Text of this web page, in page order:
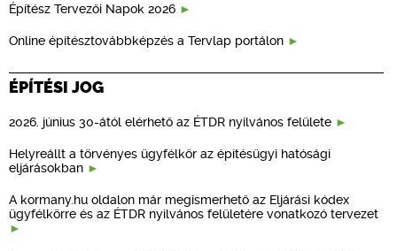
Építész Tervezői Napok 2026
Online építésztovábbképzés a Tervlap portálon
ÉPÍTÉSI JOG
2026. június 30-ától elérhető az ÉTDR nyilvános felülete
Helyreállt a törvényes ügyfélkör az építésügyi hatósági
eljárásokban
A kormany.hu oldalon már megismerhető az Eljárási kódex
ügyfélkörre és az ÉTDR nyilvános felületére vonatkozó tervezet